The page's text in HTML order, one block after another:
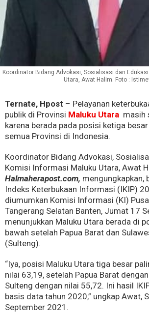
Koordinator Bidang Advokasi, Sosialisasi dan
Utara, Awat Halim. Foto :
Ternate, Hpost – Pelayanan
publik di Provinsi Maluku Utara masih
karena berada pada posisi ketiga
semua Provinsi di Indonesia.
Koordinator Bidang Advokasi,
Komisi Informasi Maluku Utara, Awat
Halmaherapost.com, mengungkapkan,
Indeks Keterbukaan Informasi (IKIP)
diumumkan Komisi Informasi (KI)
Tangerang Selatan Banten, Jumat 17
menunjukkan Maluku Utara berada di
bawah setelah Papua Barat dan
(Sulteng).
“Iya, posisi Maluku Utara tiga besar
nilai 63,19, setelah Papua Barat
Sulteng dengan nilai 55,72. Ini hasil
basis data tahun 2020,” ungkap Awat,
September 2021.